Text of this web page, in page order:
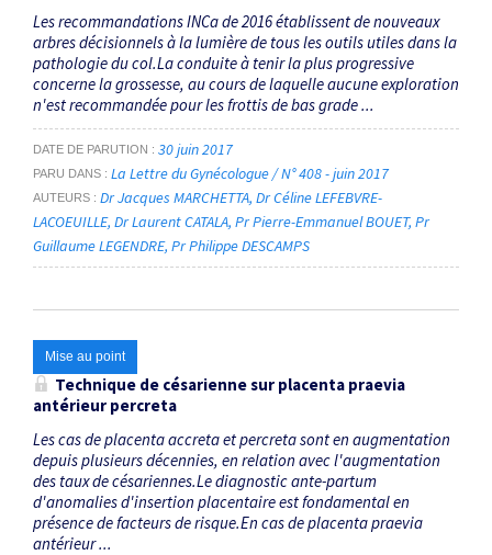
Les recommandations INCa de 2016 établissent de nouveaux
arbres décisionnels à la lumière de tous les outils utiles dans la
pathologie du col.La conduite à tenir la plus progressive
concerne la grossesse, au cours de laquelle aucune exploration
n'est recommandée pour les frottis de bas grade ...
DATE DE PARUTION 30 juin 2017
PARU DANS La Lettre du Gynécologue / N° 408 - juin 2017
AUTEURS Dr Jacques MARCHETTA Dr Céline LEFEBVRE-
LACOEUILLE Dr Laurent CATALA Pr Pierre-Emmanuel BOUET Pr
Guillaume LEGENDRE Pr Philippe DESCAMPS
Mise au point
Technique de césarienne sur placenta praevia
antérieur percreta
Les cas de placenta accreta et percreta sont en augmentation
depuis plusieurs décennies, en relation avec l'augmentation
des taux de césariennes.Le diagnostic ante-partum
d'anomalies d'insertion placentaire est fondamental en
présence de facteurs de risque.En cas de placenta praevia
antérieur ...